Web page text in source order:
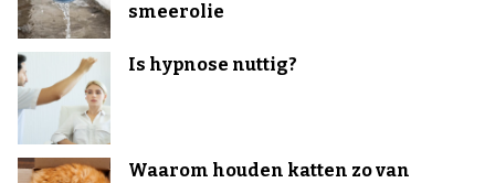
smeerolie
Is hypnose nuttig?
Waarom houden katten zo van